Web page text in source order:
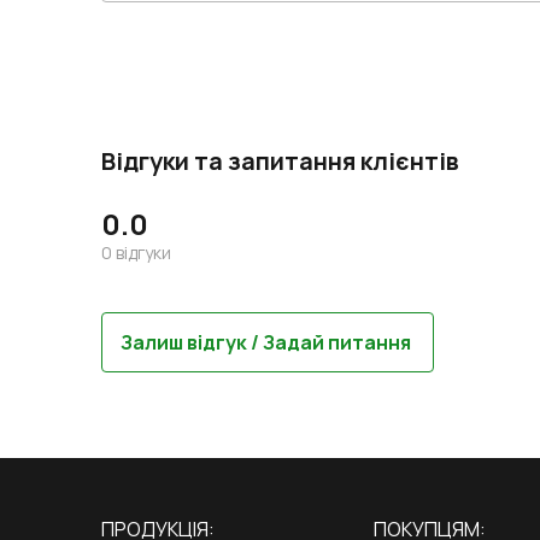
Відгуки та запитання клієнтів
0.0
0 відгуки
Залиш відгук / Задай питання
ПРОДУКЦІЯ: ПОКУПЦЯМ: